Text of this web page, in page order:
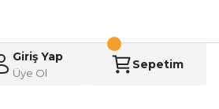
Giriş Yap
Üye Ol
Sepetim